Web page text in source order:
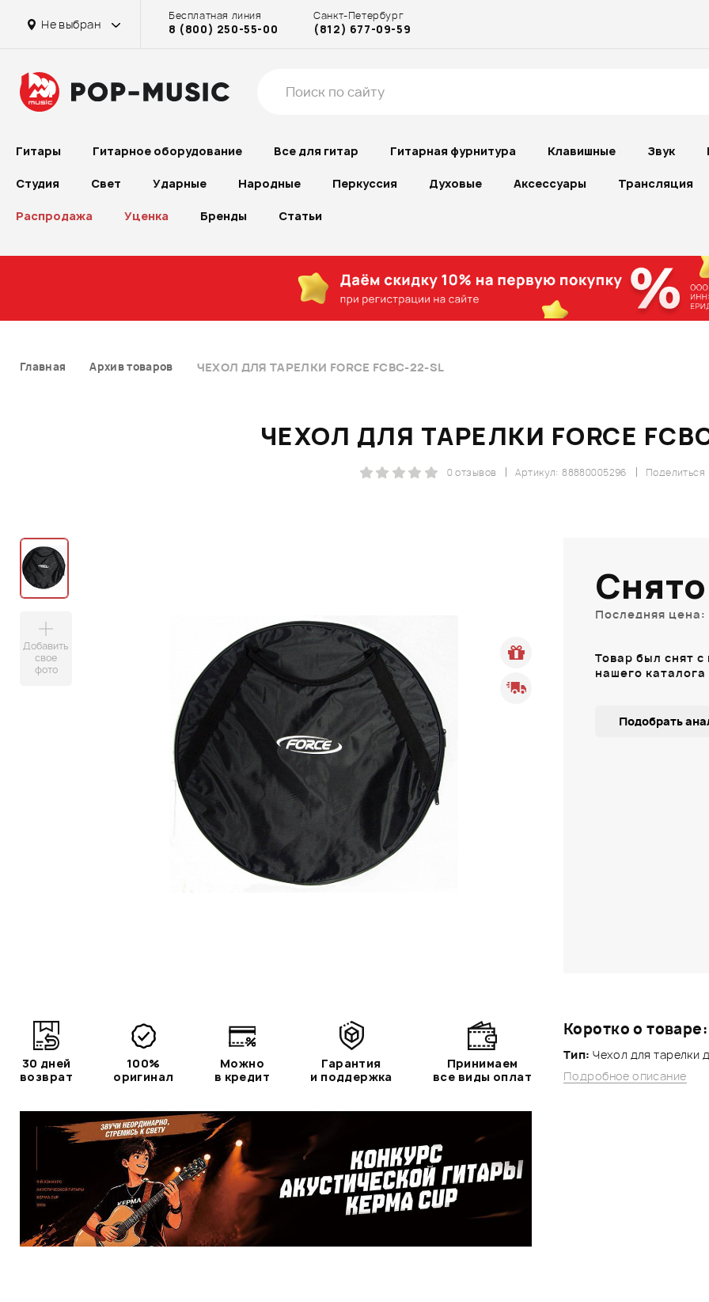
Не выбран
Бесплатная линия
8 (800) 250-55-00
Санкт-Петербург
(812) 677-09-59
Гитары Гитарное оборудование Все для гитар Гитарная фурнитура Клавишные Звук
Студия Свет Ударные Народные Перкуссия Духовые Аксессуары Трансляция
Распродажа Уценка Бренды Статьи
Главная Архив товаров ЧЕХОЛ ДЛЯ ТАРЕЛКИ FORCE FCBC-22-SL
ЧЕХОЛ ДЛЯ ТАРЕЛКИ FORCE
Поделиться
Артикул: 88880005296
0 отзывов
Добавить
свое
фото
Коротко о товаре:
Тип: Чехол для тарелки
Подробное описание
Последняя цена:
Товар был снят
нашего каталога
Подобрать
30 дней
возврат
100%
оригинал
Можно
в кредит
Гарантия
и поддержка
Принимаем
все виды оплат